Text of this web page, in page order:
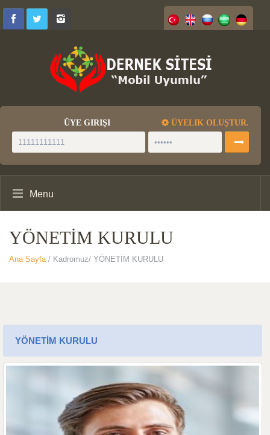
ÜYE GIRIŞI ÜYELIK OLUŞTUR.
Menu
YÖNETİM KURULU
Ana Sayfa/ Kadromuz/ YÖNETİM KURULU
YÖNETİM KURULU